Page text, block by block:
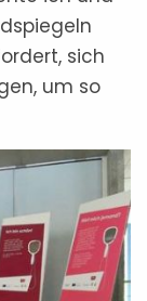
sich
um so